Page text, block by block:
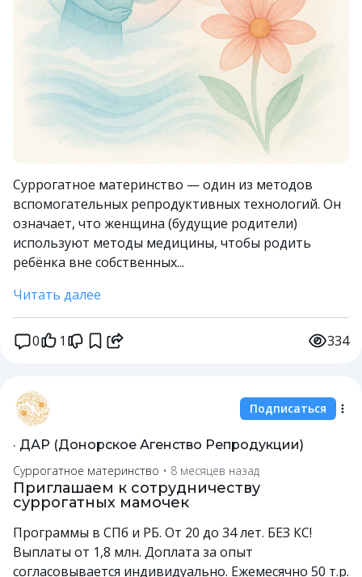
Суррогатное материнство — один из методов
вспомогательных репродуктивных технологий. Он
означает, что женщина (будущие родители)
используют методы медицины, чтобы родить
ребёнка вне собственных...
Читать далее
0 1 334
· ДАР (Донорское Агенство Репродукции)
Подписаться
Суррогатное материнство • 8 месяцев назад
Приглашаем к сотрудничеству
суррогатных мамочек
Программы в СПб и РБ. От 20 до 34 лет. БЕЗ КС!
Выплаты от 1,8 млн. Доплата за опыт
согласовывается индивидуально. Ежемесячно 50 т.р.